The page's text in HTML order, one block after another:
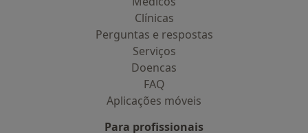
Clínicas
Perguntas e respostas
Serviços
Doencas
FAQ
Aplicações móveis
Para profissionais